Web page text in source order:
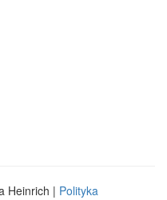
Heinrich | Polityka